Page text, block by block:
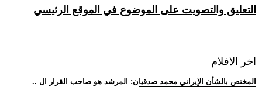
التعليق والتصويت على الموضوع في الموقع الرئيسي
اخر الافلام
.. المختص بالشأن الإيراني محمد صدقيان: المرشد هو صاحب القرار ال